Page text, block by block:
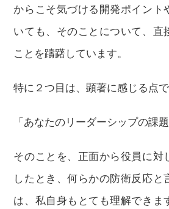
からこそ気づける開発ポイント
いても、そのことについて、直
ことを躊躇しています。
特に２つ目は、顕著に感じる点で
「あなたのリーダーシップの課
そのことを、正面から役員に対
したとき、何らかの防衛反応と
は、私自身もとても理解できま